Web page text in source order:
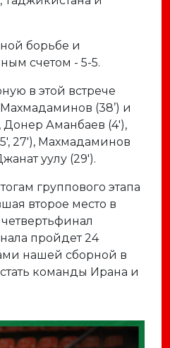
борьбе и
счетом - 5-5.
в этой встрече
(38’) и
Донер Аманбаев (4'),
27'), Махмадаминов
уулу (29').
группового этапа
второе место в
пройдет 24
нашей сборной в
команды Ирана и